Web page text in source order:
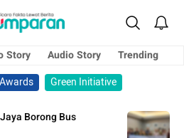
Story Audio Story
Trending
Green Initiative
Borong Bus